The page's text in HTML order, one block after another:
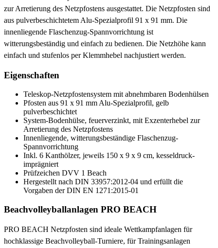
zur Arretierung des Netzpfostens ausgestattet. Die Netzpfosten sind
aus pulverbeschichtetem Alu-Spezialprofil 91 x 91 mm. Die
innenliegende Flaschenzug-Spannvorrichtung ist
witterungsbeständig und einfach zu bedienen. Die Netzhöhe kann
einfach und stufenlos per Klemmhebel nachjustiert werden.
Eigenschaften
Teleskop-Netzpfostensystem mit abnehmbaren Bodenhülsen
Pfosten aus 91 x 91 mm Alu-Spezialprofil, gelb
pulverbeschichtet
System-Bodenhülse, feuerverzinkt, mit Exzenterhebel zur
Arretierung des Netzpfostens
Innenliegende, witterungsbeständige Flaschenzug-
Spannvorrichtung
Inkl. 6 Kanthölzer, jeweils 150 x 9 x 9 cm, kesseldruck-
imprägniert
Prüfzeichen DVV 1 Beach
Hergestellt nach DIN 33957:2012-04 und erfüllt die
Vorgaben der DIN EN 1271:2015-01
Beachvolleyballanlagen PRO BEACH
PRO BEACH Netzpfosten sind ideale Wettkampfanlagen für
hochklassige Beachvolleyball-Turniere, für Trainingsanlagen